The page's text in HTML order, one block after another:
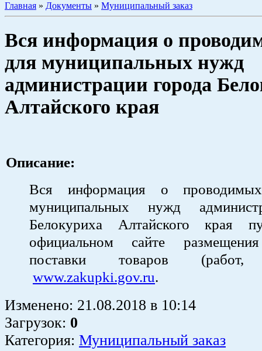
Главная » Документы » Муниципальный заказ
Вся информация о
для муниципальных нужд
администрации города
Алтайского края
Описание:
Вся информация о
муниципальных нужд
Белокуриха Алтайского края
официальном сайте
поставки товаров
www.zakupki.gov.ru.
Изменено: 21.08.2018 в 10:14
Загрузок: 0
Категория: Муниципальный заказ